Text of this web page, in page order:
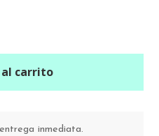
carrito
inmediata.